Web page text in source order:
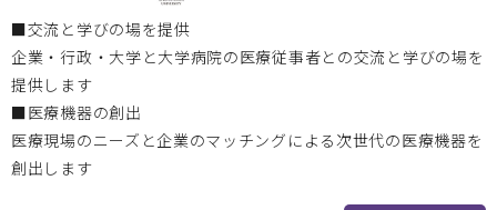
岡山大学
5月27日（金） 第17回 BIZEN活動発信会 開催のお知ら
せ
■交流と学びの場を提供
企業・行政・大学と大学病院の医療従事者との交流と学びの場を
提供します
■医療機器の創出
医療現場のニーズと企業のマッチングによる次世代の医療機器を
創出します